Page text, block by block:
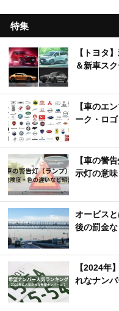
特集
【トヨタ
＆新車ス
【車のエ
ーク・ロ
【車の警
示灯の意味
オービス
後の罰金
【2024年
れなナン